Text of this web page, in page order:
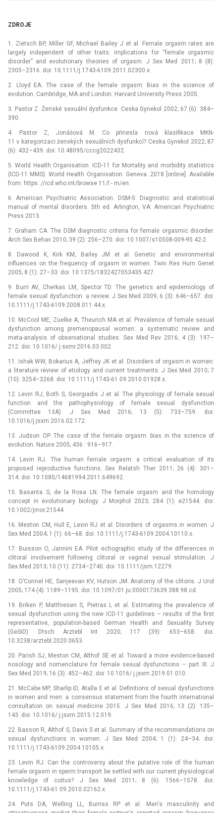
ZDROJE
1. Zietsch BP, Miller GF, Michael Bailey J et al. Female orgasm rates are
largely independent of other traits: implications for “female orgasmic
disorder” and evolutionary theories of orgasm. J Sex Med 2011; 8 (8):
2305–2316. doi: 10.1111/j.1743-6109.2011.02300.x.
2. Lloyd EA. The case of the female orgasm: Bias in the science of
evolution. Cambridge, MA and London: Harvard University Press 2005.
3. Pastor Z. Ženské sexuální dysfunkce. Ceska Gynekol 2002; 67 (6): 384–
390.
4. Pastor Z, Jonášová M. Co přinesla nová klasifikace MKN-
11 v kategorizaci ženských sexuálních dysfunkcí? Ceska Gynekol 2022; 87
(6): 432–439. doi: 10.48095/cccg2022432.
5. World Health Organisation. ICD-11 for Mortality and morbidity statistics
(ICD-11 MMS). World Health Organisation: Geneva. 2018 [online]. Available
from: https: //icd.who.int/browse 11/l -⁠ m/en.
6. American Psychiatric Association. DSM-5: Diagnostic and statistical
manual of mental disorders. 5th ed. Arlington, VA: American Psychiatric
Press 2013.
7. Graham CA. The DSM diagnostic criteria for female orgasmic disorder.
Arch Sex Behav 2010; 39 (2): 256–270. doi: 10.1007/s10508-009-95 42-2.
8. Dawood K, Kirk KM, Bailey JM et al. Genetic and environmental
influences on the frequency of orgasm in women. Twin Res Hum Genet
2005; 8 (1): 27–33. doi: 10.1375/1832427053435 427.
9. Burri AV, Cherkas LM, Spector TD. The genetics and epidemiology of
female sexual dysfunction: a review. J Sex Med 2009; 6 (3): 646–657. doi:
10.1111/j.1743-6109.2008.011 44.x.
10. McCool ME, Zuelke A, Theurich MA et al. Prevalence of female sexual
dysfunction among premenopausal women: a systematic review and
meta-analysis of observational studies. Sex Med Rev 2016; 4 (3): 197–
212. doi: 10.1016/ j.sxmr.2016.03.002.
11. Ishak WW, Bokarius A, Jeffrey JK et al. Disorders of orgasm in women:
a literature review of etiology and current treatments. J Sex Med 2010; 7
(10): 3254–3268. doi: 10.1111/j.1743-61 09.2010.01928.x.
12. Levin RJ, Both S, Georgiadis J et al. The physiology of female sexual
function and the pathophysiology of female sexual dysfunction
(Committee 13A). J Sex Med 2016; 13 (5): 733–759. doi:
10.1016/j.jsxm.2016.02.172.
13. Judson OP. The case of the female orgasm: bias in the science of
evolution. Nature 2005; 436 : 916–917.
14. Levin RJ. The human female orgasm: a critical evaluation of its
proposed reproductive functions. Sex Relatsh Ther 2011; 26 (4): 301–
314. doi: 10.1080/14681994.2011.649692.
15. Basanta S, de la Rosa LN. The female orgasm and the homology
concept in evolutionary biology. J Morphol 2023; 284 (1): e21544. doi:
10.1002/jmor.21544.
16. Meston CM, Hull E, Levin RJ et al. Disorders of orgasms in women. J
Sex Med 2004; 1 (1): 66–68. doi: 10.1111/j.1743-6109.2004.10110.x.
17. Buisson O, Jannini EA. Pilot echographic study of the differences in
clitoral involvement following clitoral or vaginal sexual stimulation. J
Sex Med 2013; 10 (11): 2734–2740. doi: 10.1111/jsm.12279.
18. O’Connel HE, Sanjeevan KV, Hutson JM. Anatomy of the clitoris. J Urol
2005; 174 (4): 1189–1195. doi: 10.1097/01.ju.0000173639.388 98.cd.
19. Briken P, Matthiesen S, Pietras L et al. Estimating the prevalence of
sexual dysfunction using the new ICD-11 guidelines –⁠ results of the first
representative, population-based German Health and Sexuality Survey
(GeSiD). Dtsch Arztebl Int 2020; 117 (39): 653–658. doi:
10.3238/arztebl.2020.0653.
20. Parish SJ, Meston CM, Althof SE et al. Toward a more evidence-based
nosology and nomenclature for female sexual dysfunctions –⁠ part III. J
Sex Med 2019; 16 (3): 452–462. doi: 10.1016/ j.jsxm.2019.01.010.
21. McCabe MP, Sharlip ID, Atalla E et al. Definitions of sexual dysfunctions
in women and men: a consensus statement from the fourth international
consultation on sexual medicine 2015. J Sex Med 2016; 13 (2): 135–
143. doi: 10.1016/ j.jsxm.2015.12.019.
22. Basson R, Althof S, Davis S et al. Summary of the recommendations on
sexual dysfunctions in women. J Sex Med 2004; 1 (1): 24–34. doi:
10.1111/j.1743-6109.2004.10105.x.
23. Levin RJ. Can the controversy about the putative role of the human
female orgasm in sperm transport be settled with our current physiological
knowledge of coitus? J Sex Med 2011; 8 (6): 1566–1578. doi:
10.1111/j.1743-61 09.2010.02162.x.
24. Puts DA, Welling LL, Burriss RP et al. Men‘s masculinity and